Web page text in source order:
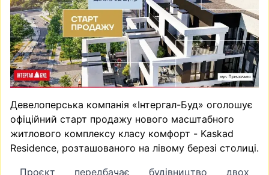
Девелоперська компанія «Інтергал-Буд» оголошує
офіційний старт продажу нового масштабного
житлового комплексу класу комфорт - Kaskad
Residence, розташованого на лівому березі столиці.
Проєкт передбачає будівництво двох